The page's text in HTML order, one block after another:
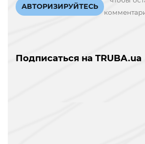
АВТОРИЗИРУЙТЕСЬ
Подписаться на TRUBA.ua